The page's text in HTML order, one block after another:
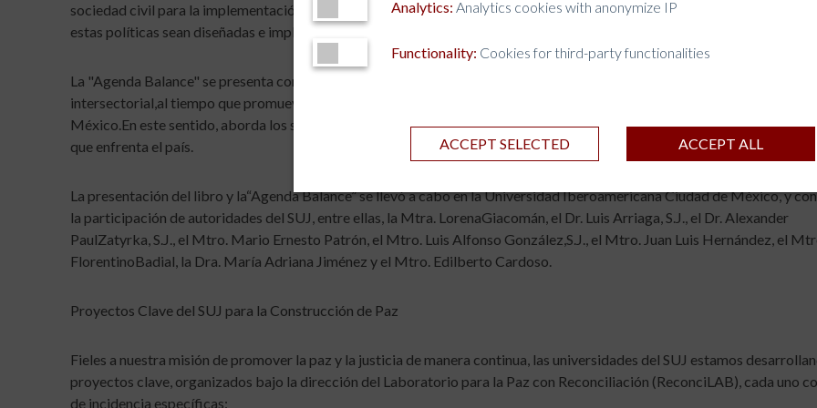
Analytics: Analytics cookies with anonymize IP
Functionality: Cookies for third-party functionalities
ACCEPT ALL
ACCEPT SELECTED
sociedad civil para la implementación de políticas públicas que sean integrales y sostenibles. Se enfatiza la importancia de
estas políticas sean diseñadas e implementadas con un enfoque de derechos humanos y equidad de género.
La "Agenda Balance" se presenta como un instrumento clave para guiar la acción gubernamental y la colaboración
intersectorial,al tiempo que promueve un enfoque holístico en la construcción de paz y el fortalecimiento de la cohesión
México.En este sentido, aborda los síntomas de la crisis actual ybusca atacar las causas raíz de los conflictos y
que enfrenta el país.
La presentación del libro y la“Agenda Balance” se llevó a cabo en la Universidad Iberoamericana Ciudad de México, y
la participación de autoridades del SUJ, entre ellas, la Mtra. LorenaGiacomán, el Dr. Luis Arriaga, S.J., el Dr. Alexander
PaulZatyrka, S.J., el Mtro. Mario Ernesto Patrón, el Mtro. Luis Alfonso González,S.J., el Mtro. Juan Luis Hernández, el
FlorentinoBadial, la Dra. María Adriana Jiménez y el Mtro. Edilberto Cardoso.
Proyectos Clave del SUJ para la Construcción de Paz
Fieles a nuestra misión de promover la paz y la justicia de manera continua, las universidades del SUJ estamos
proyectos clave, organizados bajo la dirección del Laboratorio para la Paz con Reconciliación (ReconciLAB), cada uno
de incidencia específicas: